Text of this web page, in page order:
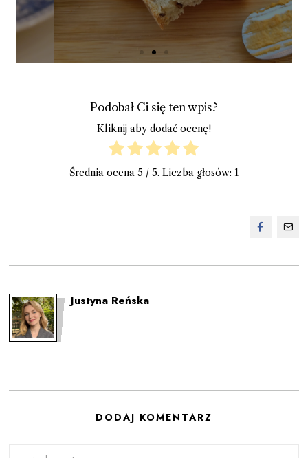
Podobał Ci się ten wpis?
Kliknij aby dodać ocenę!
Średnia ocena 5/ 5. Liczba głosów: 1
Justyna Reńska
DODAJ KOMENTARZ